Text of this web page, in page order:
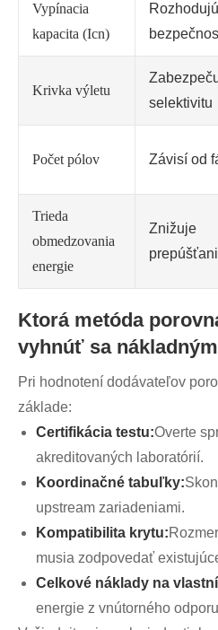
Vypínacia
kapacita (Icn)
Krivka výletu
selektivitu
Počet pólov Závisí od
Trieda
obmedzovania
energie
Znižuje
Ktorá metóda
vyhnúť sa
Pri hodnotení dodávateľov
základe:
Certifikácia testu:Overte
akreditovaných laboratórií.
Koordinačné tabuľky:
upstream zariadeniami.
Kompatibilita krytu:
musia zodpovedať
Celkové náklady na
energie z vnútorného